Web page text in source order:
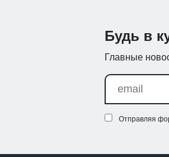
Будь в
Главные
Отправляя